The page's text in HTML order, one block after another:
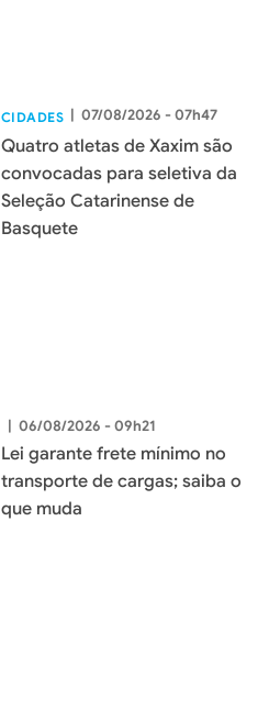
CIDADES | 07/08/2026 - 07h47
Quatro atletas de Xaxim são
convocadas para seletiva da
Seleção Catarinense de
Basquete
| 06/08/2026 - 09h21
Lei garante frete mínimo no
transporte de cargas; saiba o
que muda